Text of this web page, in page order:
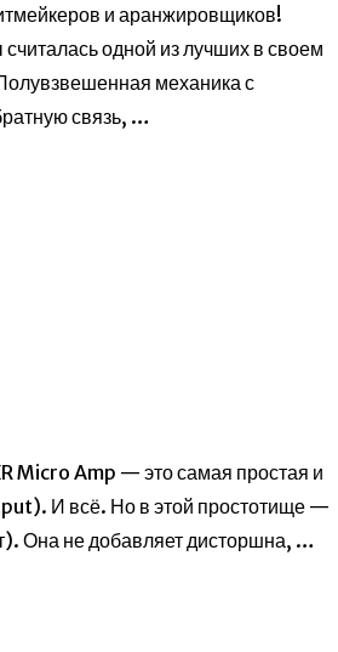
и аранжировщиков!
одной из лучших в своем
механика с
связь, …
Micro Amp — это самая простая и
И всё. Но в этой простотище —
Она не добавляет дисторшна, …